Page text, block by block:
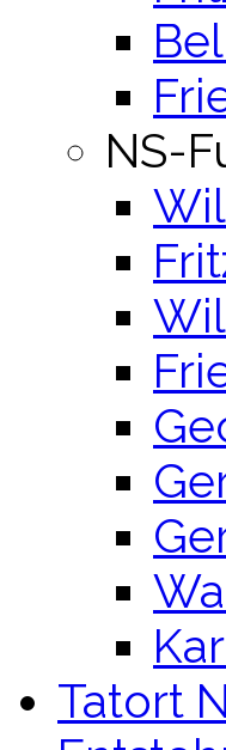
NS-
Tatort